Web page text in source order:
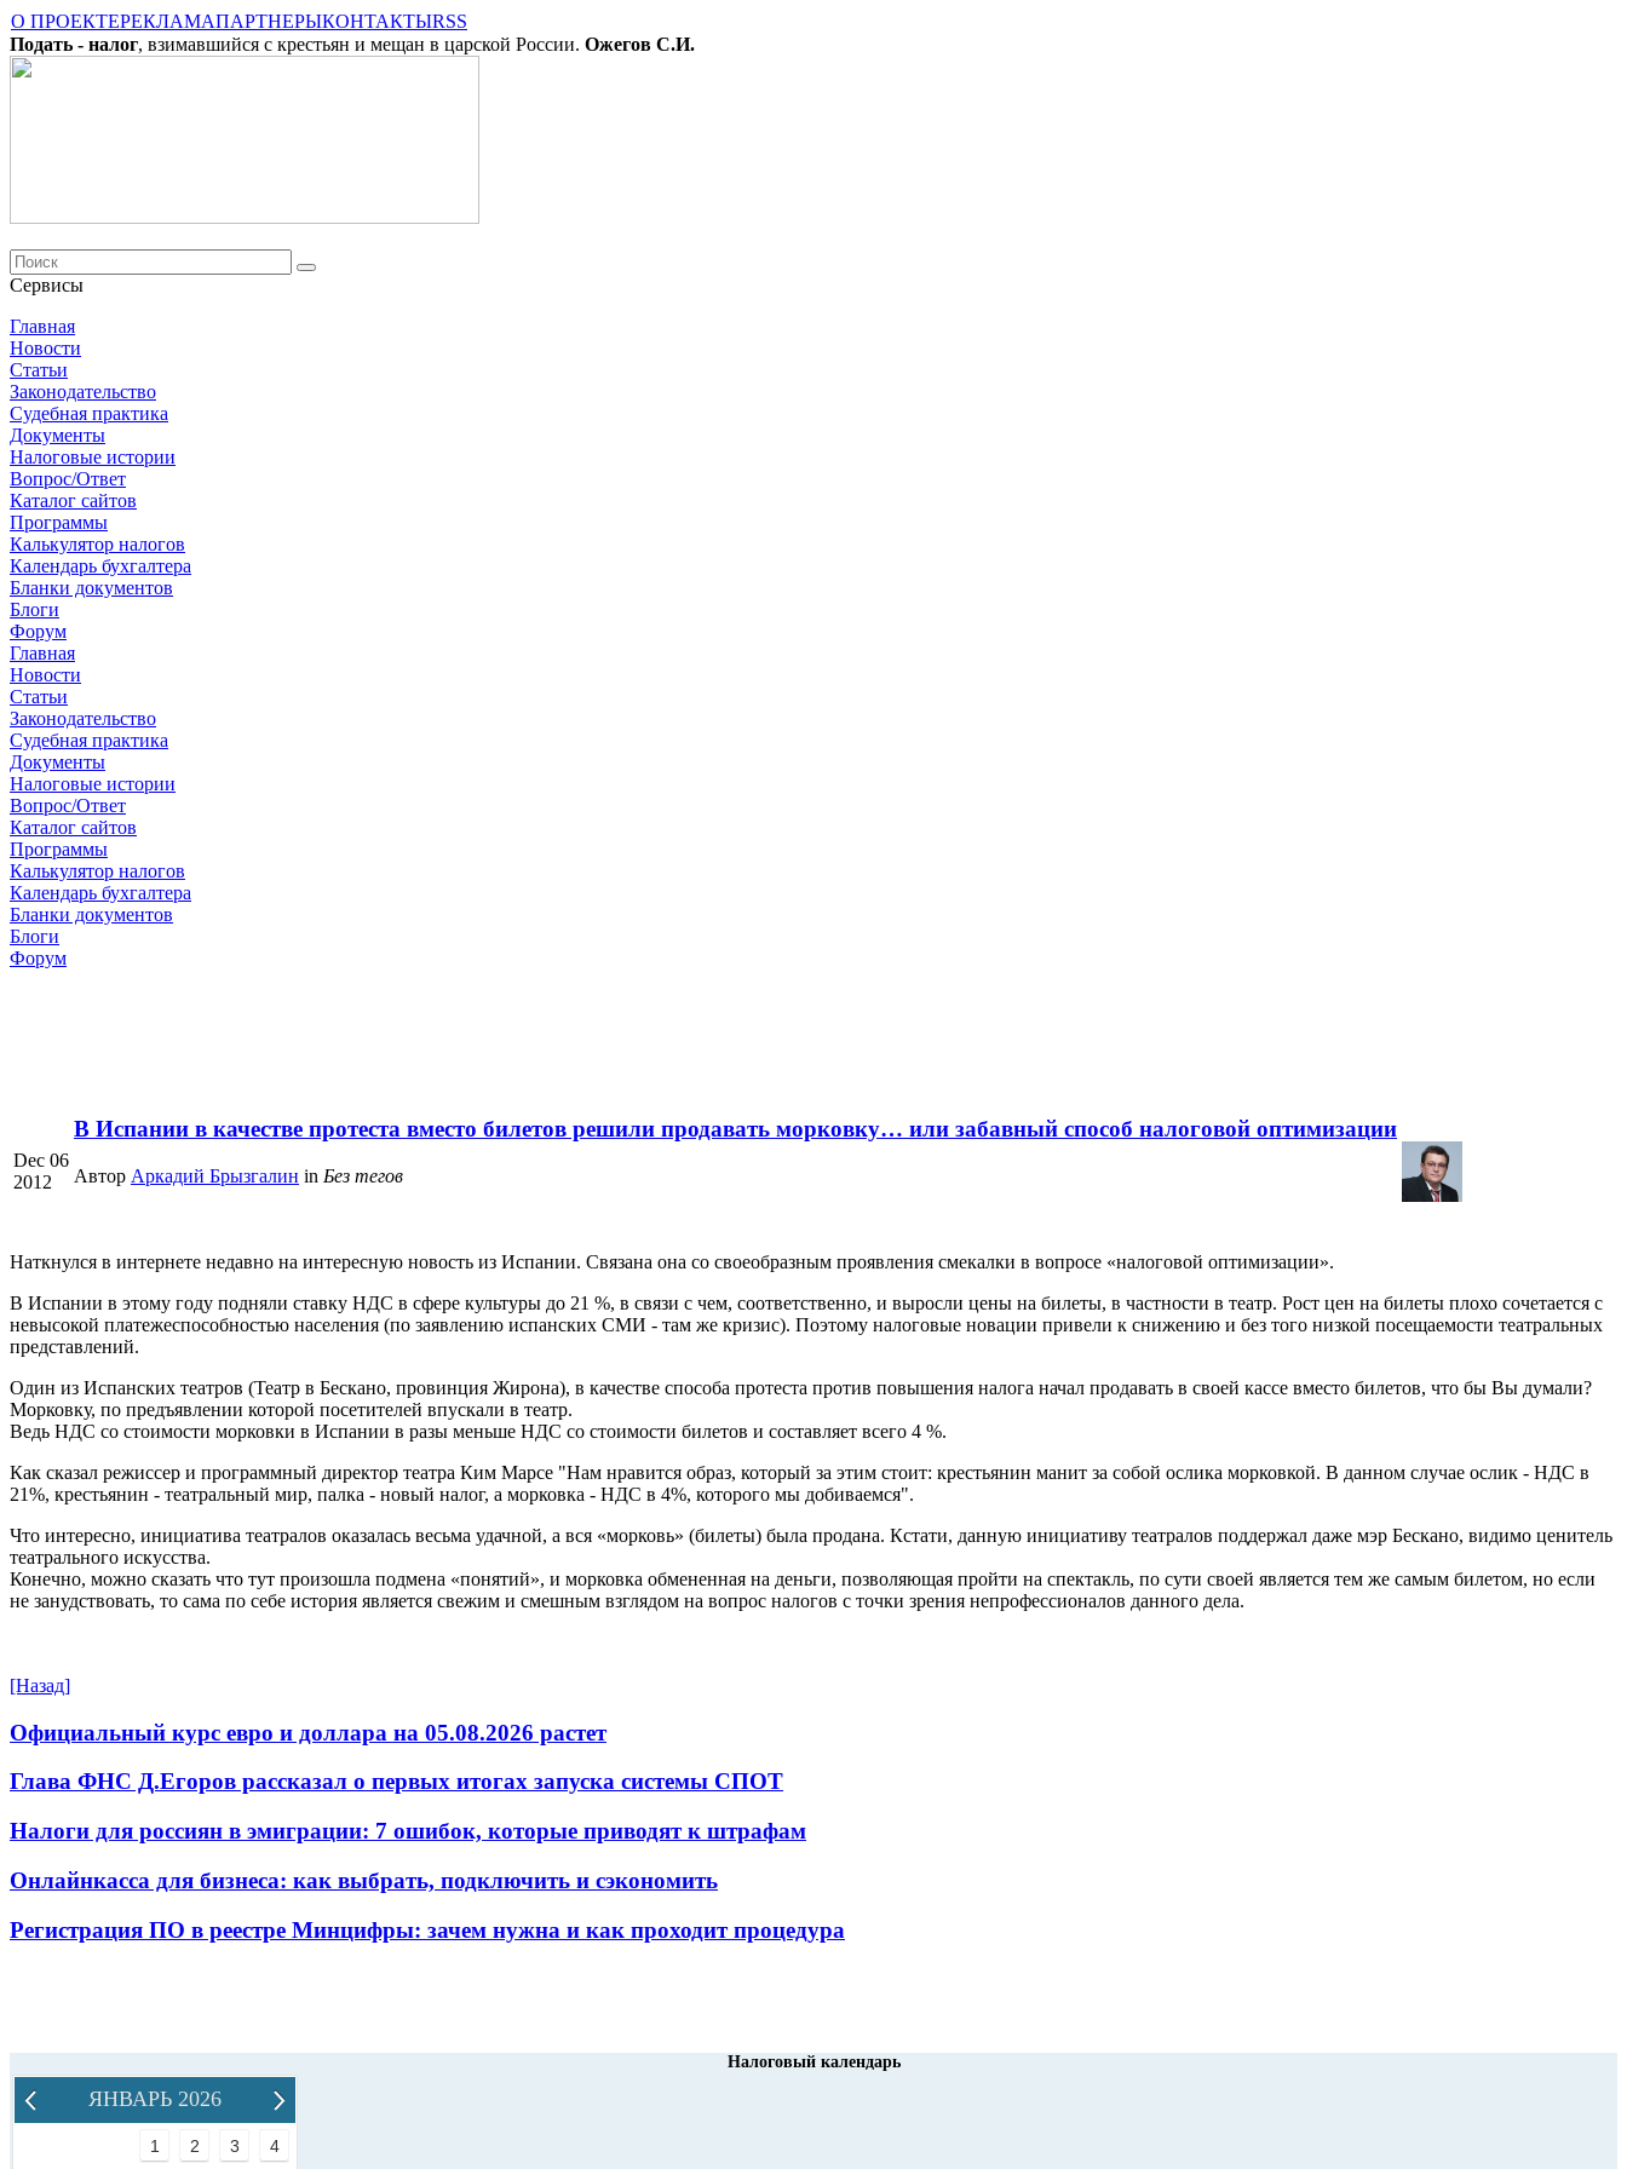
О ПРОЕКТЕРЕКЛАМАПАРТНЕРЫКОНТАКТЫRSS
Подать - налог, взимавшийся с крестьян и мещан в царской России. Ожегов С.И.
Сервисы
Главная
Новости
Cтатьи
Законодательство
Судебная практика
Документы
Налоговые истории
Вопрос/Ответ
Каталог сайтов
Программы
Калькулятор налогов
Календарь бухгалтера
Бланки документов
Блоги
Форум
Главная
Новости
Cтатьи
Законодательство
Судебная практика
Документы
Налоговые истории
Вопрос/Ответ
Каталог сайтов
Программы
Калькулятор налогов
Календарь бухгалтера
Бланки документов
Блоги
Форум
Dec 06
2012
В Испании в качестве протеста вместо билетов решили продавать морковку… или забавный способ налоговой оптимизации
Автор Аркадий Брызгалин in Без тегов
Наткнулся в интернете недавно на интересную новость из Испании. Связана она со своеобразным проявления смекалки в вопросе «налоговой оптимизации».
В Испании в этому году подняли ставку НДС в сфере культуры до 21 %, в связи с чем, соответственно, и выросли цены на билеты, в частности в театр. Рост цен на билеты плохо сочетается с
невысокой платежеспособностью населения (по заявлению испанских СМИ - там же кризис). Поэтому налоговые новации привели к снижению и без того низкой посещаемости театральных
представлений.
Один из Испанских театров (Театр в Бескано, провинция Жирона), в качестве способа протеста против повышения налога начал продавать в своей кассе вместо билетов, что бы Вы думали?
Морковку, по предъявлении которой посетителей впускали в театр.
Ведь НДС со стоимости морковки в Испании в разы меньше НДС со стоимости билетов и составляет всего 4 %.
Как сказал режиссер и программный директор театра Ким Марсе "Нам нравится образ, который за этим стоит: крестьянин манит за собой ослика морковкой. В данном случае ослик - НДС в
21%, крестьянин - театральный мир, палка - новый налог, а морковка - НДС в 4%, которого мы добиваемся".
Что интересно, инициатива театралов оказалась весьма удачной, а вся «морковь» (билеты) была продана. Кстати, данную инициативу театралов поддержал даже мэр Бескано, видимо ценитель
театрального искусства.
Конечно, можно сказать что тут произошла подмена «понятий», и морковка обмененная на деньги, позволяющая пройти на спектакль, по сути своей является тем же самым билетом, но если
не занудствовать, то сама по себе история является свежим и смешным взглядом на вопрос налогов с точки зрения непрофессионалов данного дела.
[Назад]
Официальный курс евро и доллара на 05.08.2026 растет
Глава ФНС Д.Егоров рассказал о первых итогах запуска системы СПОТ
Налоги для россиян в эмиграции: 7 ошибок, которые приводят к штрафам
Онлайнкасса для бизнеса: как выбрать, подключить и сэкономить
Регистрация ПО в реестре Минцифры: зачем нужна и как проходит процедура
Налоговый календарь
ЯНВАРЬ 2026
1 2 3 4